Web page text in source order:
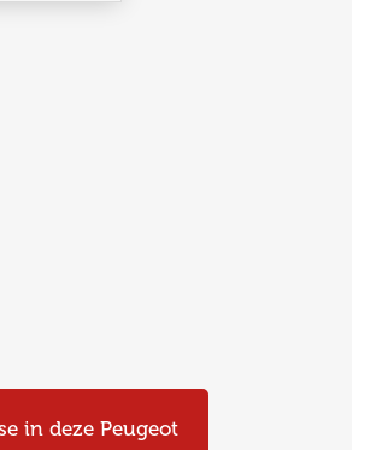
in deze Peugeot